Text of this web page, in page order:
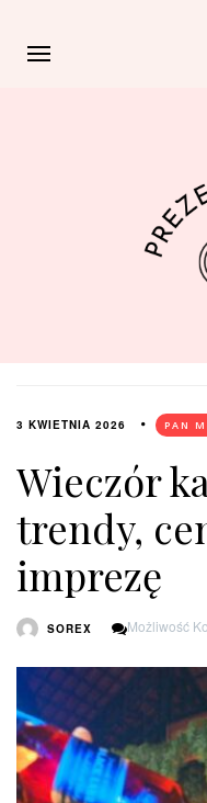
3 KWIETNIA 2026 PAN
Wieczór
trendy,
imprezę
SOREX Możliwość